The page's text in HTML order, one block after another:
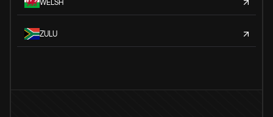
WELSH
ZULU